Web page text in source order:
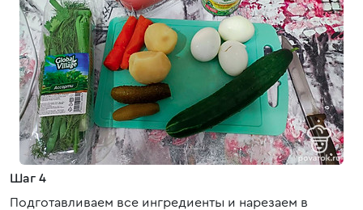
Шаг 4
Подготавливаем все ингредиенты и нарезаем в